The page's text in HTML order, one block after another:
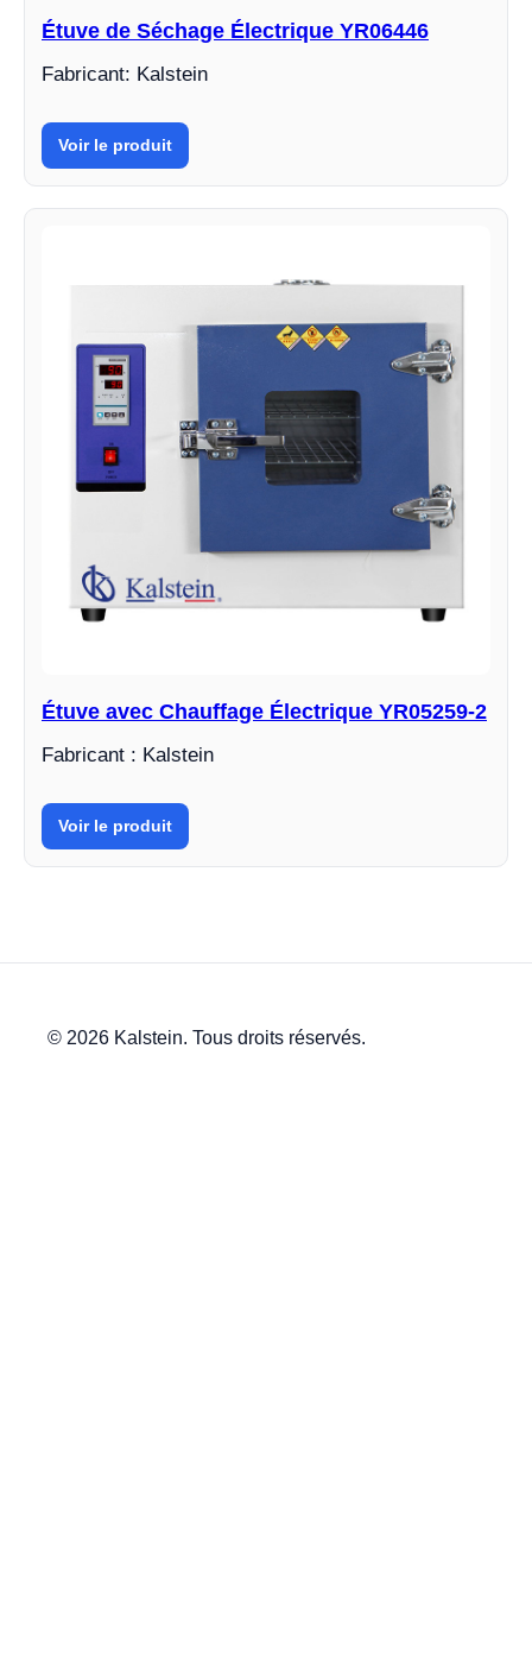
Étuve de Séchage Électrique YR06446
Fabricant: Kalstein
Voir le produit
Étuve avec Chauffage Électrique YR05259-2
Fabricant : Kalstein
Voir le produit
© 2026 Kalstein. Tous droits réservés.